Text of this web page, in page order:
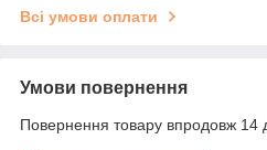
Всі умови оплати
Умови повернення
Повернення товару впродовж 14